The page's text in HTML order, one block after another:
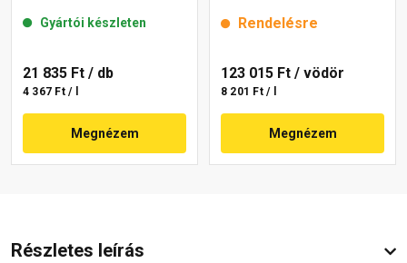
Gyártói készleten
21 835 Ft / db
4 367 Ft / l
Megnézem
Rendelésre
123 015 Ft / vödör
8 201 Ft / l
Megnézem
Részletes leírás